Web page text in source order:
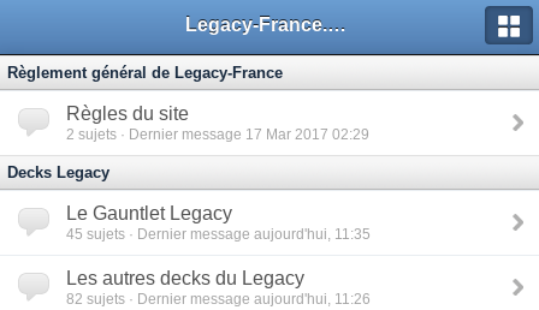
Legacy-France.org - Forum
Règlement général de Legacy-France
Règles du site
2 sujets · Dernier message 17 Mar 2017 02:29
Decks Legacy
Le Gauntlet Legacy
45 sujets · Dernier message aujourd'hui, 11:35
Les autres decks du Legacy
82 sujets · Dernier message aujourd'hui, 11:26